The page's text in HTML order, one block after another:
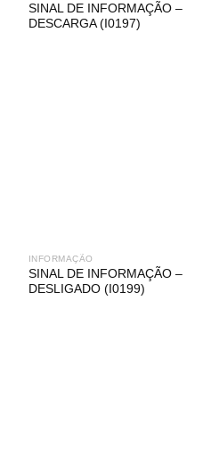
SINAL DE INFORMAÇÃO –
DESCARGA (I0197)
INFORMAÇÃO
SINAL DE INFORMAÇÃO –
DESLIGADO (I0199)